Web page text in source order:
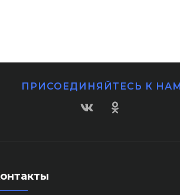
ПРИСОЕДИНЯЙТЕСЬ К НАМ